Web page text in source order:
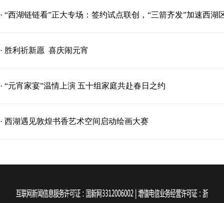
· “西湖链链看”正大专场：签约试点联创，“三箭齐发”加速西湖
· 胜利祈新愿 喜庆闹元宵
· “元宵家宴”温情上演 五十组家庭共赴春日之约
· 西湖遇见敦煌书香艺术空间启动绘画大赛